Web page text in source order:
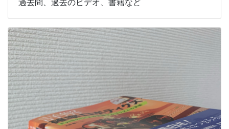
過去問、過去のビデオ、書籍など